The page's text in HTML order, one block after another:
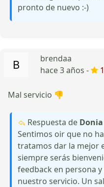
pronto de nuevo :-)
brendaa
hace 3 años -
Mal servicio 👎
Respuesta de
Sentimos oir que no
tratamos dar la mejor
siempre serás
feedback en persona
nuestro servicio. Un